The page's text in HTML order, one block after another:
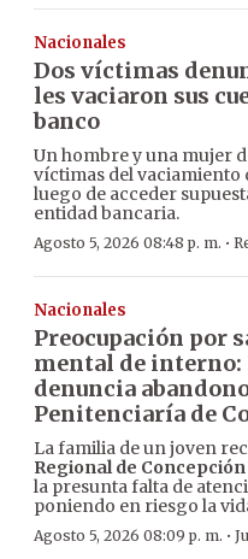
Nacionales
Dos víctimas
les vaciaron sus
banco
Un hombre y una mujer
víctimas del vaciamiento
luego de acceder
entidad bancaria.
Agosto 5, 2026 08:48 p. m. ·
Nacionales
Preocupación por
mental de
denuncia
Penitenciaría de
La familia de un joven
Regional de Concepción
la presunta falta de
poniendo en riesgo la
Agosto 5, 2026 08:09 p. m. ·